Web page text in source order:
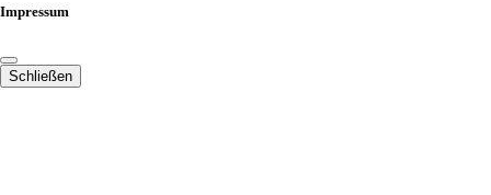
Impressum
Schließen